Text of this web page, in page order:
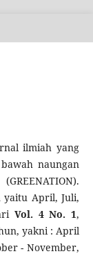
ilmiah yang
naungan
yaitu April, Juli,
Vol. 4 No. 1,
yakni : April
- November,